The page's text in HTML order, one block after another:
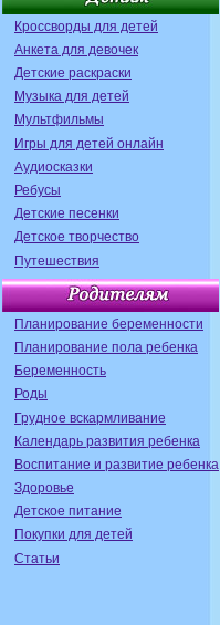
Кроссворды для детей
Анкета для девочек
Детские раскраски
Музыка для детей
Мультфильмы
Игры для детей онлайн
Аудиосказки
Ребусы
Детские песенки
Детское творчество
Путешествия
Планирование беременности
Планирование пола ребенка
Беременность
Роды
Грудное вскармливание
Календарь развития ребенка
Воспитание и развитие ребенка
Здоровье
Детское питание
Покупки для детей
Статьи